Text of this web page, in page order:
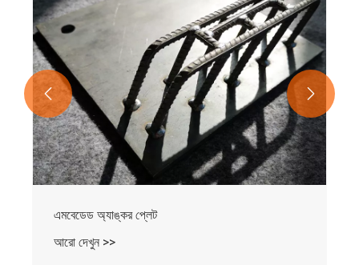
এমবেডেড অ্যাঙ্কর প্লেট
আরো দেখুন >>
 